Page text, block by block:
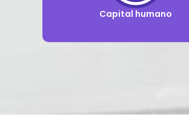
Capital humano